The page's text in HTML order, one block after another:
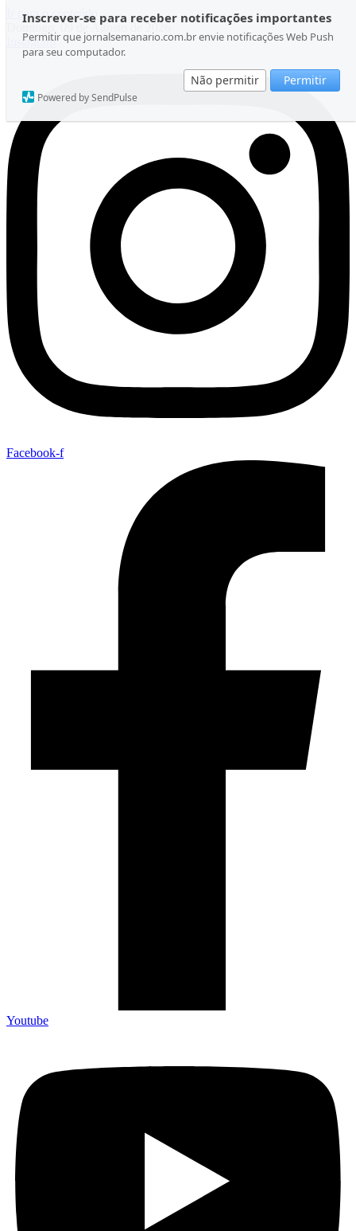
Inscrever-se para receber notificações importantes
Permitir que jornalsemanario.com.br envie notificações Web Push
para seu computador.
Não permitir Permitir
Powered by SendPulse
Ir para o conteúdo
Domingo, 09 de Agosto de 2026
Instagram
Facebook-f
Youtube